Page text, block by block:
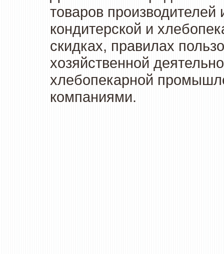
товаров
кондитерской и
скидках, правилах
хозяйственной
хлебопекарной
компаниями.